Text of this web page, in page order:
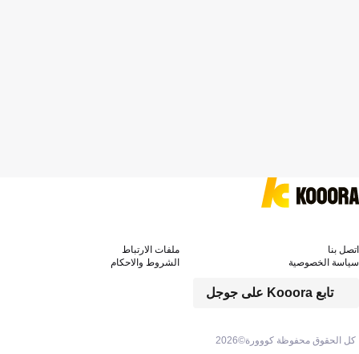
كل الحقوق محفوظة كووورة©2026
تابع Kooora على جوجل
اتصل بنا
ملفات الارتباط
سياسة الخصوصية
الشروط والاحكام